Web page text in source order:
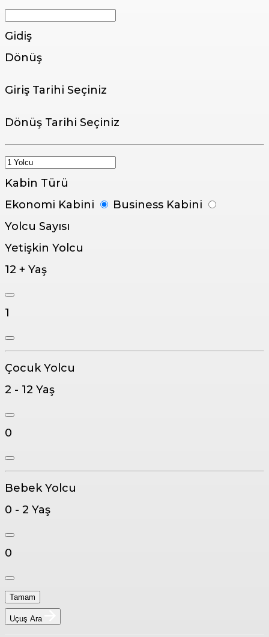
Gidiş
Dönüş
Giriş Tarihi Seçiniz
Dönüş Tarihi Seçiniz
Kabin Türü
Ekonomi Kabini
Business Kabini
Yolcu Sayısı
Yetişkin Yolcu
12 + Yaş
1
Çocuk Yolcu
2 - 12 Yaş
0
Bebek Yolcu
0 - 2 Yaş
0
Tamam
Uçuş Ara